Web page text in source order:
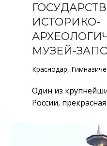
ИСТОРИКО-
МУЗЕЙ-
Краснодар,
Один из
России,